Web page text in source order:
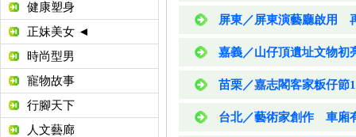
健康塑身
正妹美女 ◄
時尚型男
寵物故事
行腳天下
人文藝廊
屏東／屏東演藝廳啟用
嘉義／山仔頂遺址文物
苗栗／嘉志閣客家粄仔
台北／藝術家創作 車廂